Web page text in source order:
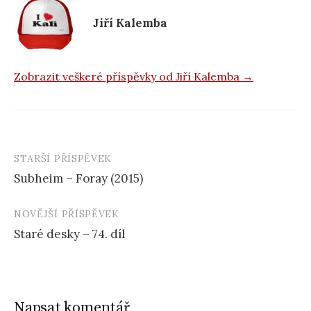
k Jiří Kalemba
Zobrazit veškeré příspěvky od Jiří Kalemba →
Navigace
příspěvku
STARŠÍ PŘÍSPĚVEK
Subheim – Foray (2015)
NOVĚJŠÍ PŘÍSPĚVEK
Staré desky – 74. díl